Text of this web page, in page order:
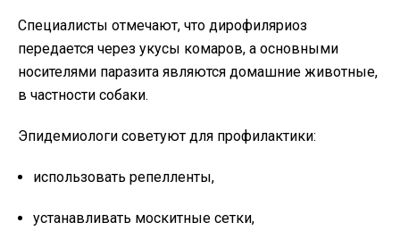
Специалисты отмечают, что дирофиляриоз
передается через укусы комаров, а основными
носителями паразита являются домашние животные,
в частности собаки.
Эпидемиологи советуют для профилактики:
использовать репелленты,
устанавливать москитные сетки,